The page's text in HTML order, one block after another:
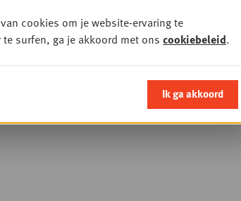
cookies om je website-ervaring te
surfen, ga je akkoord met ons cookiebeleid.
Ik ga akkoord